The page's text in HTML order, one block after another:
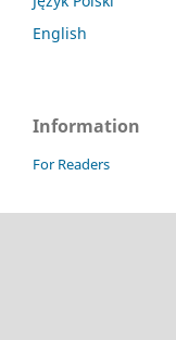
English
Information
For Readers